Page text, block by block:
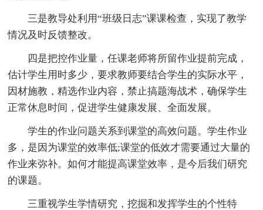
三是教导处利用“班级日志”课课检查，实现了教学
情况及时反馈整改。
四是把控作业量，任课老师将所留作业提前完成，
估计学生用时多少，要求教师要结合学生的实际水平，
因材施教，精选作业内容，禁止搞题海战术，确保学生
正常休息时间，促进学生健康发展、全面发展。
学生的作业问题关系到课堂的高效问题。学生作业
多，是因为课堂的效率低;课堂的低效才需要通过大量的
作业来弥补。如何才能提高课堂效率，是今后我们研究
的课题。
三重视学生学情研究，挖掘和发挥学生的个性特